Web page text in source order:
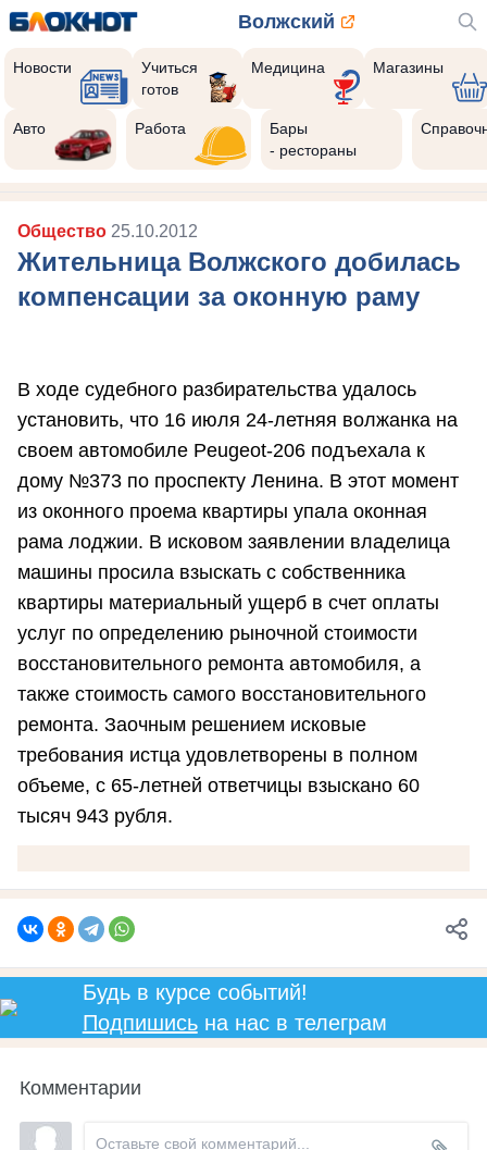
Волжский
Новости
Учиться
готов
Медицина Магазины
Авто Работа
Бары
- рестораны
Общество 25.10.2012
Жительница Волжского добилась
компенсации за оконную раму
В ходе судебного разбирательства удалось
установить, что 16 июля 24-летняя волжанка на
своем автомобиле Peugeot-206 подъехала к
дому №373 по проспекту Ленина. В этот момент
из оконного проема квартиры упала оконная
рама лоджии. В исковом заявлении владелица
машины просила взыскать с собственника
квартиры материальный ущерб в счет оплаты
услуг по определению рыночной стоимости
восстановительного ремонта автомобиля, а
также стоимость самого восстановительного
ремонта. Заочным решением исковые
требования истца удовлетворены в полном
объеме, с 65-летней ответчицы взыскано 60
тысяч 943 рубля.
Будь в курсе событий!
Подпишисьна нас в телеграм
Комментарии